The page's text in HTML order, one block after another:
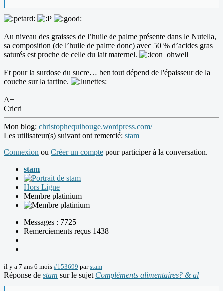
Au niveau des graisses de l’huile de palme présente dans le Nutella,
sa composition (de l’huile de palme donc) avec 50 % d’acides gras
saturés est proche de celle du lait maternel.
Et pour la surdose du sucre… ben tout dépend de l'épaisseur de la
couche sur la tartine.
A+
Cricri
Mon blog: christophequibouge.wordpress.com/
Les utilisateur(s) suivant ont remercié: stam
Connexion ou Créer un compte pour participer à la conversation.
stam
Hors Ligne
Membre platinium
Messages : 7725
Remerciements reçus 1438
il y a 7 ans 6 mois #153699 parstam
Réponse de stam sur le sujet Compléments alimentaires? & al